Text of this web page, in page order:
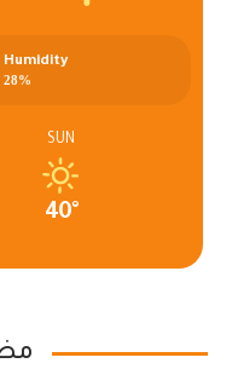
Humidity
28%
SUN
40°